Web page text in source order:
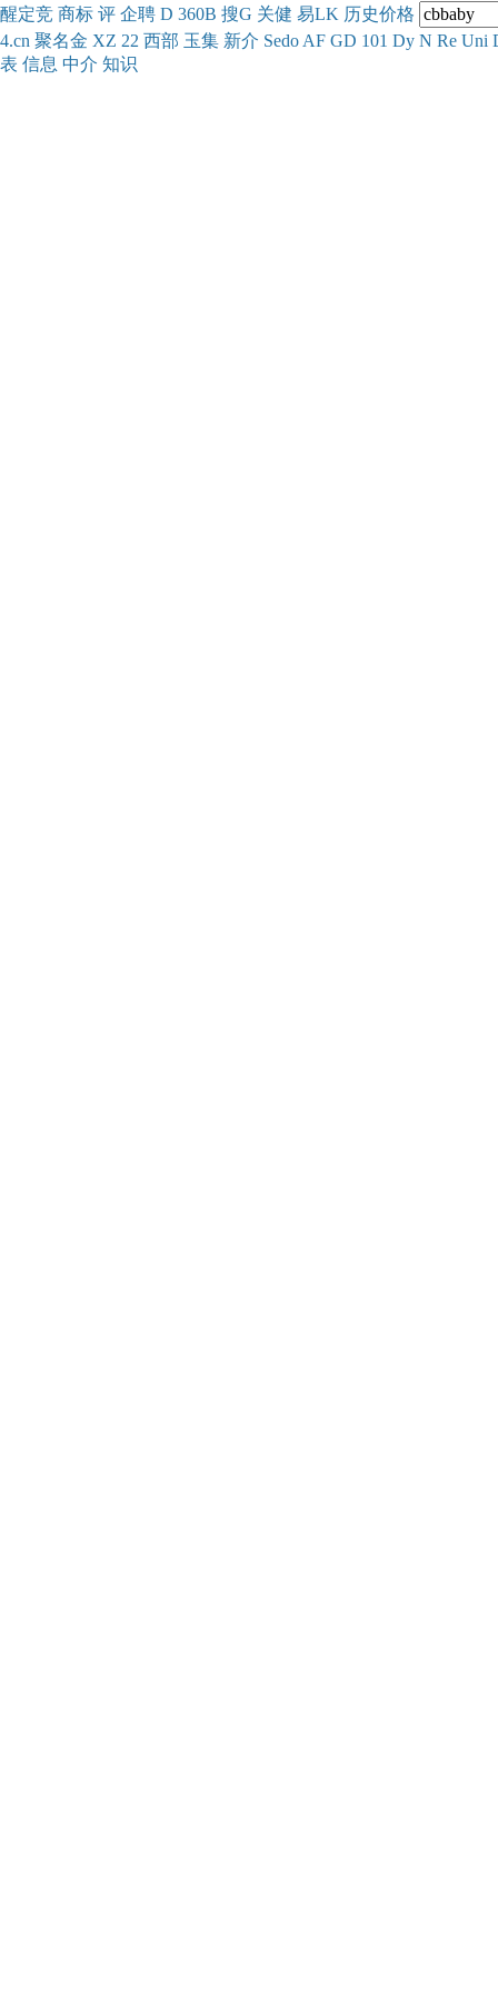
醒定竞 商标 评 企聘 D 360B 搜G 关健 易LK 历史价格
4.cn 聚名金 XZ 22 西部 玉集 新介 Sedo AF GD 101 Dy N Re Uni
表 信息 中介 知识